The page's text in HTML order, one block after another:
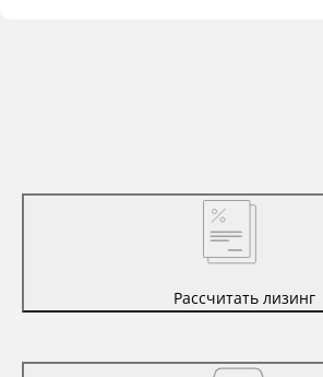
Рассчитать лизинг